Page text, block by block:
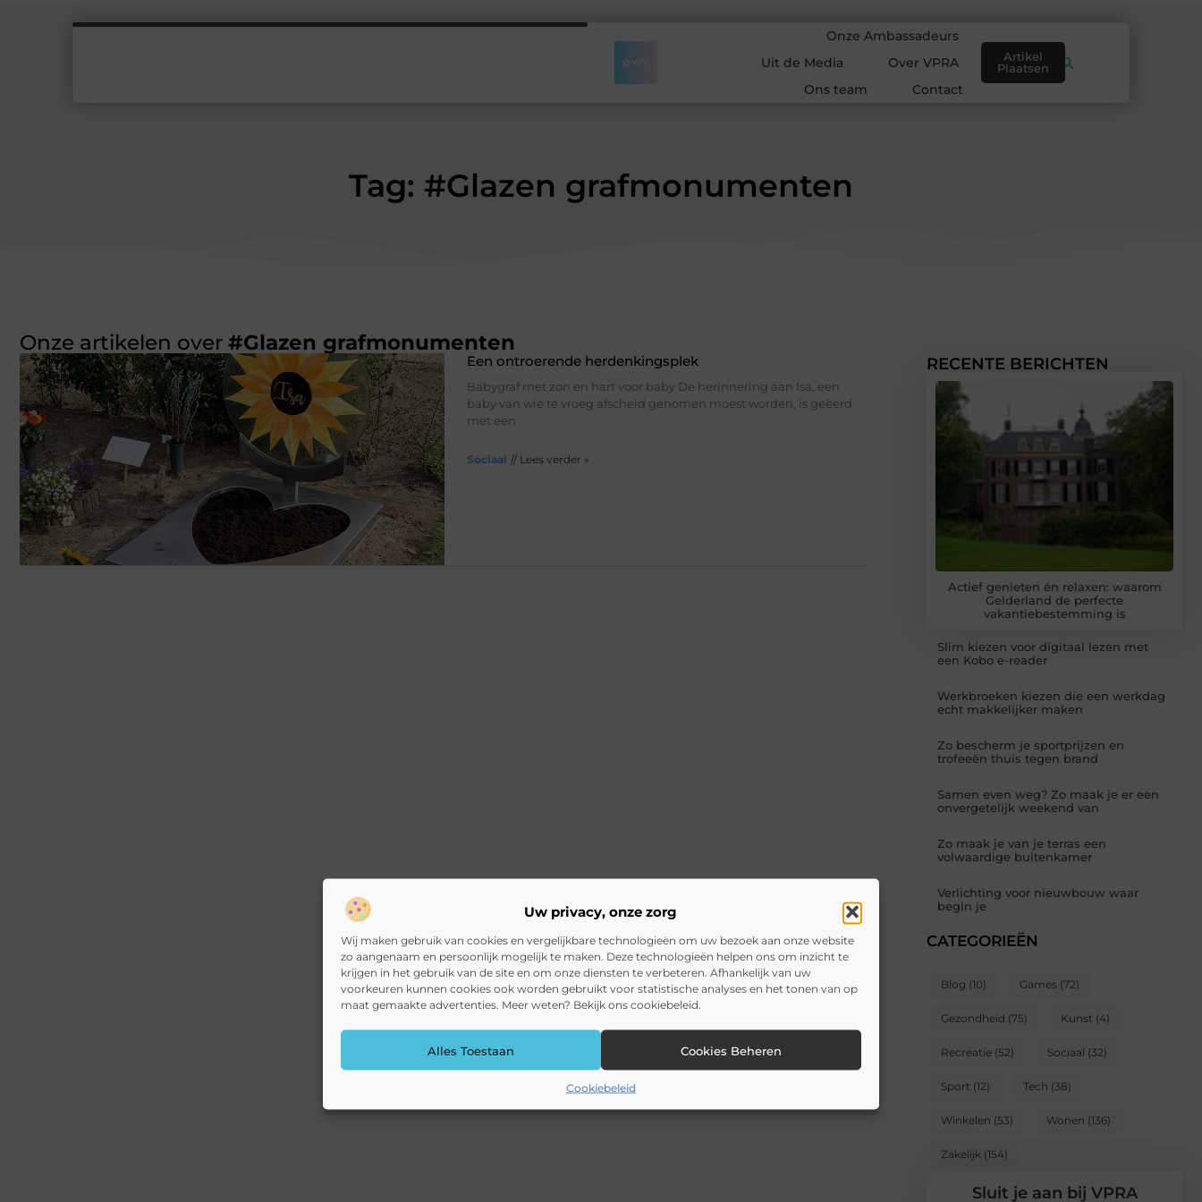
Uw privacy, onze zorg
Wij maken gebruik van cookies en vergelijkbare technologieën om uw bezoek aan onze website
zo aangenaam en persoonlijk mogelijk te maken. Deze technologieën helpen ons om inzicht te
krijgen in het gebruik van de site en om onze diensten te verbeteren. Afhankelijk van uw
voorkeuren kunnen cookies ook worden gebruikt voor statistische analyses en het tonen van op
maat gemaakte advertenties. Meer weten? Bekijk ons cookiebeleid.
Alles Toestaan Cookies Beheren
Cookiebeleid
Onze Ambassadeurs
Uit de Media
Over VPRA
Ons team
Contact
Artikel
Plaatsen
Tag: #Glazen grafmonumenten
Onze artikelen over #Glazen grafmonumenten
Een ontroerende herdenkingsplek
Babygraf met zon en hart voor baby De herinnering aan Isa, een
baby van wie te vroeg afscheid genomen moest worden, is geëerd
met een
Sociaal // Lees verder »
RECENTE BERICHTEN
Actief genieten én relaxen: waarom
Gelderland de perfecte
vakantiebestemming is
Slim kiezen voor digitaal lezen met
een Kobo e-reader
Werkbroeken kiezen die een werkdag
echt makkelijker maken
Zo bescherm je sportprijzen en
trofeeën thuis tegen brand
Samen even weg? Zo maak je er een
onvergetelijk weekend van
Zo maak je van je terras een
volwaardige buitenkamer
Verlichting voor nieuwbouw waar
begin je
CATEGORIEËN
Blog (10) Games (72)
Gezondheid (75) Kunst (4)
Recreatie (52) Sociaal (32)
Sport (12) Tech (38)
Winkelen (53) Wonen (136)
Zakelijk (154)
Sluit je aan bij VPRA